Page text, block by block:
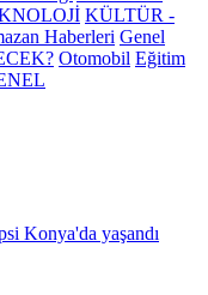
KÜLTÜR -
Haberleri Genel
Otomobil Eğitim
Konya'da yaşandı